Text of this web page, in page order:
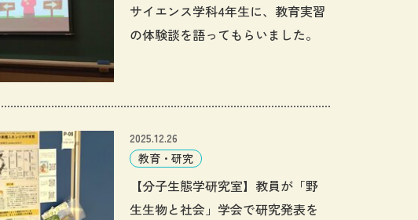
サイエンス学科4年生に、教育実習
の体験談を語ってもらいました。
2025.12.26
教育・研究
【分子生態学研究室】教員が「野
生生物と社会」学会で研究発表を